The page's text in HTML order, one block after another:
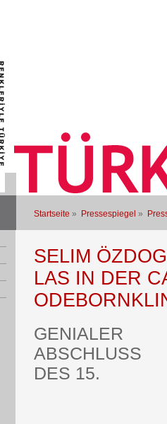
Startseite » Pressespiegel »
SELIM
LAS IN DER
GENIALER
ABSCHLUSS
DES 15.